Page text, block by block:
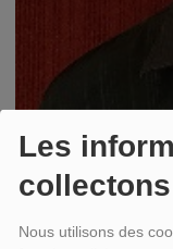
Les
collectons
Nous utilisons des